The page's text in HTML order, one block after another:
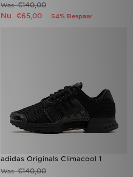
Was€140,00
Nu €65,00 54% Bespaar
adidas Originals Climacool 1
Was€140,00